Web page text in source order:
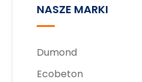
NASZE MARKI
Dumond
Ecobeton